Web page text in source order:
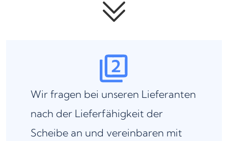
Wir fragen bei unseren Lieferanten
nach der Lieferfähigkeit der
Scheibe an und vereinbaren mit